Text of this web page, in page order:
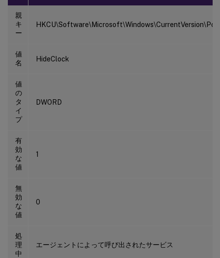
親
キ
ー
値
名
HideClock
値
の
タ
イ
プ
DWORD
有
効
な
値
1
無
効
な
値
0
処
理
中
エージェントによって呼び出されたサービス